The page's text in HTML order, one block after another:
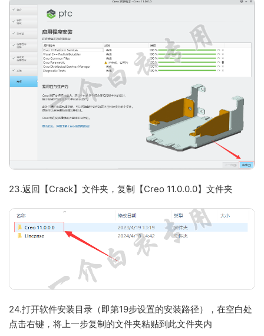
23.返回【Crack】文件夹，复制【Creo 11.0.0.0】文件夹
24.打开软件安装目录（即第19步设置的安装路径），在空白处
点击右键，将上一步复制的文件夹粘贴到此文件夹内